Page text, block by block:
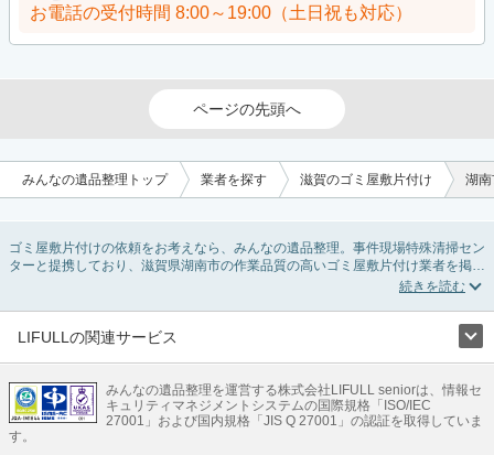
お電話の受付時間 8:00～19:00（土日祝も対応）
ページの先頭へ
みんなの遺品整理トップ 業者を探す 滋賀のゴミ屋敷片付け 湖
ゴミ屋敷片付けの依頼をお考えなら、みんなの遺品整理。事件現場特殊清掃セン
ターと提携しており、滋賀県湖南市の作業品質の高いゴミ屋敷片付け業者を掲載
しています。汚部屋の片付けに伴う不用品の処分・回収・引き取りから、外虫の
条件を利用し検索してみましょう。ゴミ屋敷になってしまう方は高齢で体力的に
またお役立ち情報も豊富なので、部屋を埋めつくす大量のゴミを自力で片付ける
方法についてもチェックしてみてください。
LIFULLの関連サービス
不動産・住宅
引越し 老人ホーム 地方創生 ママの就労支援
不動産クラウドファンディング 遺品整理 老後の暮らし情報
みんなの遺品整理を運営する株式会社LIFULL seniorは、情報セ
キュリティマネジメントシステムの国際規格「ISO/IEC
27001」および国内規格「JIS Q 27001」の認証を取得していま
す。